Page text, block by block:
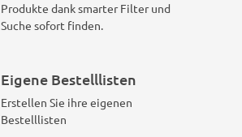
Produkte dank smarter Filter und
Suche sofort finden.
Eigene Bestelllisten
Erstellen Sie ihre eigenen
Bestelllisten